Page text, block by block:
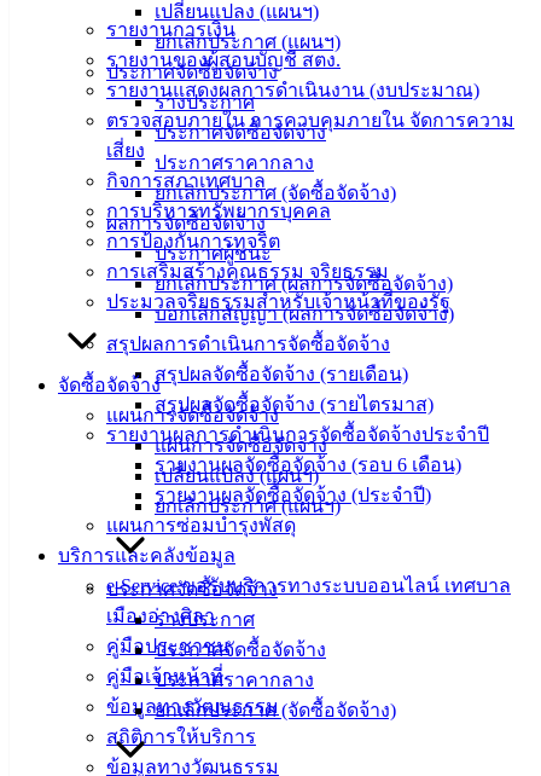
เปลี่ยนแปลง (แผนฯ)
ยกเลิกประกาศ (แผนฯ)
ประกาศจัดซื้อจัดจ้าง
ร่างประกาศ
ประกาศจัดซื้อจัดจ้าง
ประกาศราคากลาง
ยกเลิกประกาศ (จัดซื้อจัดจ้าง)
ผลการจัดซื้อจัดจ้าง
ประกาศผู้ชนะ
ยกเลิกประกาศ (ผลการจัดซื้อจัดจ้าง)
บอกเลิกสัญญา (ผลการจัดซื้อจัดจ้าง)
สรุปผลการดำเนินการจัดซื้อจัดจ้าง
สรุปผลจัดซื้อจัดจ้าง (รายเดือน)
สรุปผลจัดซื้อจัดจ้าง (รายไตรมาส)
รายงานผลการดำเนินการจัดซื้อจัดจ้างประจำปี
รายงานผลจัดซื้อจัดจ้าง (รอบ 6 เดือน)
รายงานผลจัดซื้อจัดจ้าง (ประจำปี)
แผนการซ่อมบำรุงพัสดุ
บริการและคลังข้อมูล
e-Service ขอรับบริการทางระบบออนไลน์ เทศบาล
เมืองอ่างศิลา
คู่มือประชาชน
คู่มือเจ้าหน้าที่
ข้อมูลทางวัฒนธรรม
สถิติการให้บริการ
ข้อมูลทางวัฒนธรรม
รายงานการเงิน
รายงานของผู้สอบบัญชี สตง.
รายงานแสดงผลการดำเนินงาน (งบประมาณ)
ตรวจสอบภายใน การควบคุมภายใน จัดการความ
เสี่ยง
กิจการสภาเทศบาล
การบริหารทรัพยากรบุคคล
การป้องกันการทุจริต
การเสริมสร้างคุณธรรม จริยธรรม
ประมวลจริยธรรมสำหรับเจ้าหน้าที่ของรัฐ
จัดซื้อจัดจ้าง
แผนการจัดซื้อจัดจ้าง
แผนการจัดซื้อจัดจ้าง
เปลี่ยนแปลง (แผนฯ)
ยกเลิกประกาศ (แผนฯ)
ประกาศจัดซื้อจัดจ้าง
ร่างประกาศ
ประกาศจัดซื้อจัดจ้าง
ประกาศราคากลาง
ยกเลิกประกาศ (จัดซื้อจัดจ้าง)
ประชาชน/
คู่มือการ
ปฏิบัติ
งาน
ข่าวสาร
น่ารู้
ศุนย์
ข้อมูล
ข่าวสาร
อิเล็กทรอนิกส์
ความรู้
(Knowledge
Management)
สายตรง
นายก
ประวัติ
เทศบาล
ผู้บริหาร
หัวหน้า